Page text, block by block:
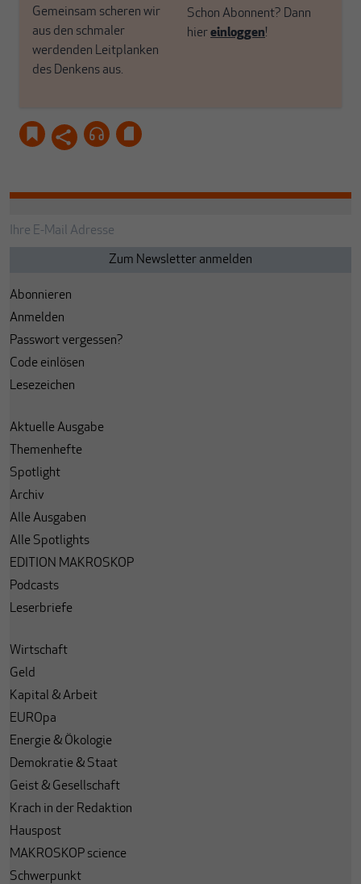
Gemeinsam scheren wir
aus den schmaler
werdenden Leitplanken
des Denkens aus.
Schon Abonnent? Dann
hiereinloggen!
Abonnieren
Anmelden
Passwort vergessen?
Code einlösen
Lesezeichen
Aktuelle Ausgabe
Themenhefte
Spotlight
Archiv
Alle Ausgaben
Alle Spotlights
EDITION MAKROSKOP
Podcasts
Leserbriefe
Wirtschaft
Geld
Kapital & Arbeit
EUROpa
Energie & Ökologie
Demokratie & Staat
Geist & Gesellschaft
Krach in der Redaktion
Hauspost
MAKROSKOP science
Schwerpunkt